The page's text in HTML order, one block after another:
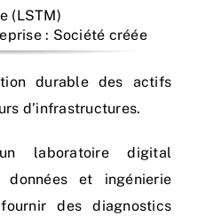
(LSTM)
: Société créée
durable des actifs
d’infrastructures.
laboratoire digital
données et ingénierie
des diagnostics